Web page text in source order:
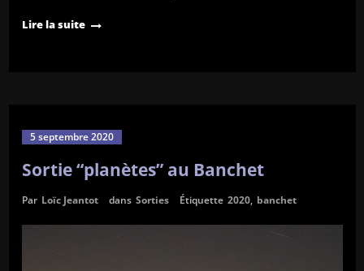
Lire la suite
5 septembre 2020
Sortie “planètes” au Banchet
Par Loïc Jeantot dans Sorties Étiquette 2020, banchet